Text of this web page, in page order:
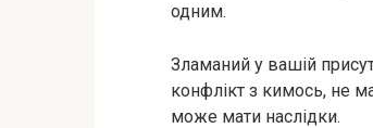
одним.
Зламаний у вашій
конфлікт з кимось, не
може мати наслідки.